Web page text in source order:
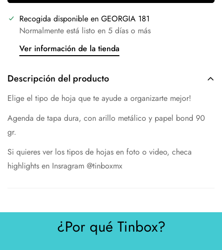
Recogida disponible en GEORGIA 181
Normalmente está listo en 5 días o más
Ver información de la tienda
Descripción del producto
Elige el tipo de hoja que te ayude a organizarte mejor!
Agenda de tapa dura, con arillo metálico y papel bond 90
gr.
Si quieres ver los tipos de hojas en foto o video, checa
highlights en Insragram @tinboxmx
¿Por qué Tinbox?